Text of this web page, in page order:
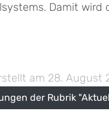
Damit
am 28. August
der Rubrik